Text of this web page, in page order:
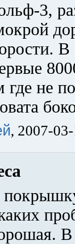
3,
где не
, 2007-